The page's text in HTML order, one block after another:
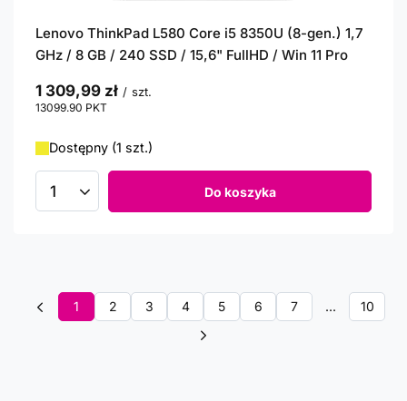
Lenovo ThinkPad L580 Core i5 8350U (8-gen.) 1,7
GHz / 8 GB / 240 SSD / 15,6" FullHD / Win 11 Pro
1 309,99 zł / szt.
13099.90 PKT
Dostępny (1 szt.)
Ilość produktów Do koszyka
1 2 3 4 5 6 7 ... 10